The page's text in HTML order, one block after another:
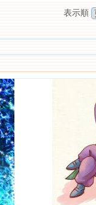
表示順